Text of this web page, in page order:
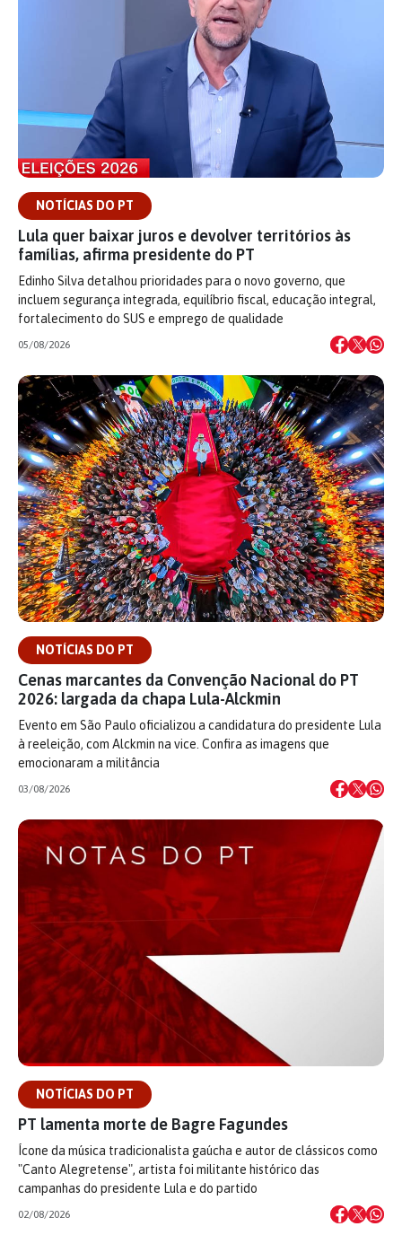
NOTÍCIAS DO PT
Lula quer baixar juros e devolver territórios às
famílias, afirma presidente do PT
Edinho Silva detalhou prioridades para o novo governo, que
incluem segurança integrada, equilíbrio fiscal, educação integral,
fortalecimento do SUS e emprego de qualidade
05/08/2026
NOTÍCIAS DO PT
Cenas marcantes da Convenção Nacional do PT
2026: largada da chapa Lula-Alckmin
Evento em São Paulo oficializou a candidatura do presidente Lula
à reeleição, com Alckmin na vice. Confira as imagens que
emocionaram a militância
03/08/2026
NOTÍCIAS DO PT
PT lamenta morte de Bagre Fagundes
Ícone da música tradicionalista gaúcha e autor de clássicos como
"Canto Alegretense", artista foi militante histórico das
campanhas do presidente Lula e do partido
02/08/2026